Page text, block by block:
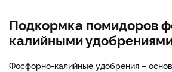
Подкормка помидоров
калийными
Фосфорно-калийные удобрения –